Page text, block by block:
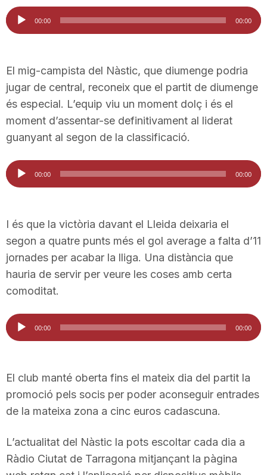
Reproductor
d'àudio
00:00 00:00
El mig-campista del Nàstic, que diumenge podria
jugar de central, reconeix que el partit de diumenge
és especial. L’equip viu un moment dolç i és el
moment d’assentar-se definitivament al liderat
guanyant al segon de la classificació.
Reproductor
d'àudio
00:00 00:00
I és que la victòria davant el Lleida deixaria el
segon a quatre punts més el gol average a falta d’11
jornades per acabar la lliga. Una distància que
hauria de servir per veure les coses amb certa
comoditat.
Reproductor
d'àudio
00:00 00:00
El club manté oberta fins el mateix dia del partit la
promoció pels socis per poder aconseguir entrades
de la mateixa zona a cinc euros cadascuna.
L’actualitat del Nàstic la pots escoltar cada dia a
Ràdio Ciutat de Tarragona mitjançant la pàgina